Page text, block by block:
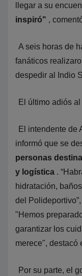
llegar a su
inspiró" ,
A seis horas de
fanáticos
despedir al Indio
El último adiós
El intendente de
informó que se
personas
y logística .
hidratación,
del
"Hemos
garantizar los
merece", destacó
Por su parte, el